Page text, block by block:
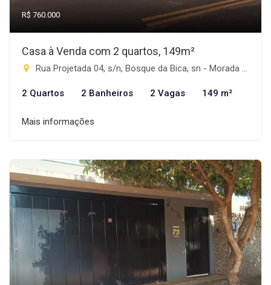
R$ 760.000
Casa à Venda com 2 quartos, 149m²
Rua Projetada 04, s/n, Bosque da Bica, sn - Morada do Sol, Rio Brilhante-MS
2 Quartos 2 Banheiros 2 Vagas 149 m²
Mais informações